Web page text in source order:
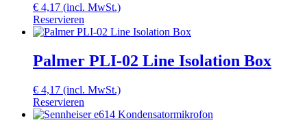
€ 4,17 (incl. MwSt.)
Reservieren
Palmer PLI-02 Line Isolation Box
€ 4,17 (incl. MwSt.)
Reservieren